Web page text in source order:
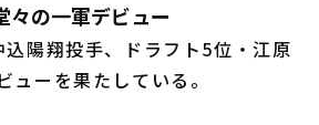
々の一軍デビュー
陽翔投手、ドラフト5位・江原
ューを果たしている。